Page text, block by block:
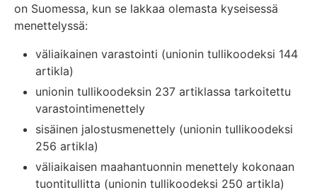
on Suomessa, kun se lakkaa olemasta kyseisessä
menettelyssä:
väliaikainen varastointi (unionin tullikoodeksi 144
artikla)
unionin tullikoodeksin 237 artiklassa tarkoitettu
varastointimenettely
sisäinen jalostusmenettely (unionin tullikoodeksi
256 artikla)
väliaikaisen maahantuonnin menettely kokonaan
tuontitullitta (unionin tullikoodeksi 250 artikla)